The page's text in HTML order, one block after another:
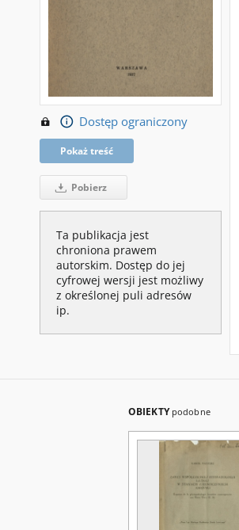
Dostęp ograniczony
Pokaż treść
Pobierz
Ta publikacja jest
chroniona prawem
autorskim. Dostęp do jej
cyfrowej wersji jest możliwy
z określonej puli adresów
ip.
OBIEKTY podobne